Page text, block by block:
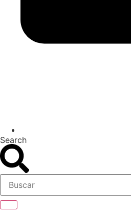
Search